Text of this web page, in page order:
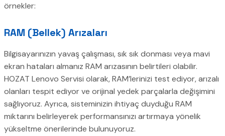
örnekler:
RAM (Bellek) Arızaları
Bilgisayarınızın yavaş çalışması, sık sık donması veya mavi
ekran hataları almanız RAM arızasının belirtileri olabilir.
HOZAT Lenovo Servisi olarak, RAM’lerinizi test ediyor, arızalı
olanları tespit ediyor ve orijinal yedek parçalarla değişimini
sağlıyoruz. Ayrıca, sisteminizin ihtiyaç duyduğu RAM
miktarını belirleyerek performansınızı artırmaya yönelik
yükseltme önerilerinde bulunuyoruz.